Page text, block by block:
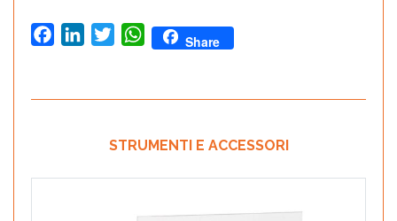
FacebookLinkedInTwitterWhatsApp
Share
STRUMENTI E ACCESSORI